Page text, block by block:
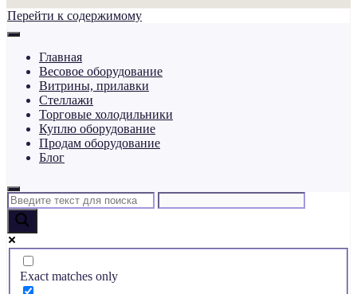
Перейти к содержимому
Главная
Весовое оборудование
Витрины, прилавки
Стеллажи
Торговые холодильники
Куплю оборудование
Продам оборудование
Блог
Exact matches only